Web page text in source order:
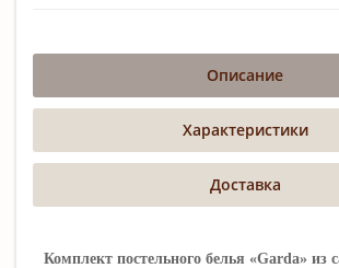
Описание
Характеристики
Доставка
Комплект постельного белья «Garda» из